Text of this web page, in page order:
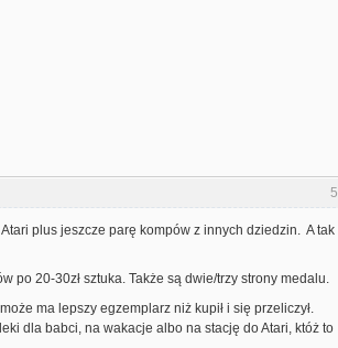
5
plus jeszcze parę kompów z innych dziedzin. A tak
po 20-30zł sztuka. Także są dwie/trzy strony medalu.
ma lepszy egzemplarz niż kupił i się przeliczył.
dla babci, na wakacje albo na stację do Atari, któż to